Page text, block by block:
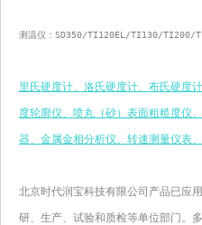
测温仪：SD350/TI120EL/TI130/TI200/
里 氏硬度计、洛氏硬度计、布氏硬度
度轮廓仪、喷丸（砂）表面粗糙度仪
器、金属金相分析仪、转速测量仪表
北京时代润宝科技有限公司产品已应
研、生产、试验和质检等单位部门。